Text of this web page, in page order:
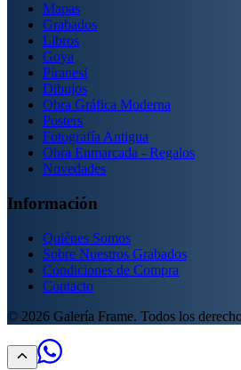
Mapas
Grabados
Libros
Goya
Piranesi
Dibujos
Obra Gráfica Moderna
Posters
Fotografía Antigua
Obra Enmarcada - Regalos
Novedades
Información
Quiénes Somos
Sobre Nuestros Grabados
Condiciones de Compra
Contacto
© 2026 Galería Frame. Todos los